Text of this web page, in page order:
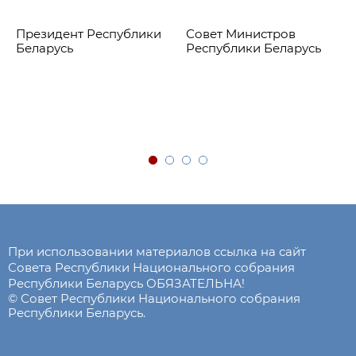
Президент Республики
Беларусь
Совет Министров
Республики Беларусь
При использовании материалов ссылка на сайт
Совета Республики Национального собрания
Республики Беларусь ОБЯЗАТЕЛЬНА!
© Совет Республики Национального собрания
Республики Беларусь.